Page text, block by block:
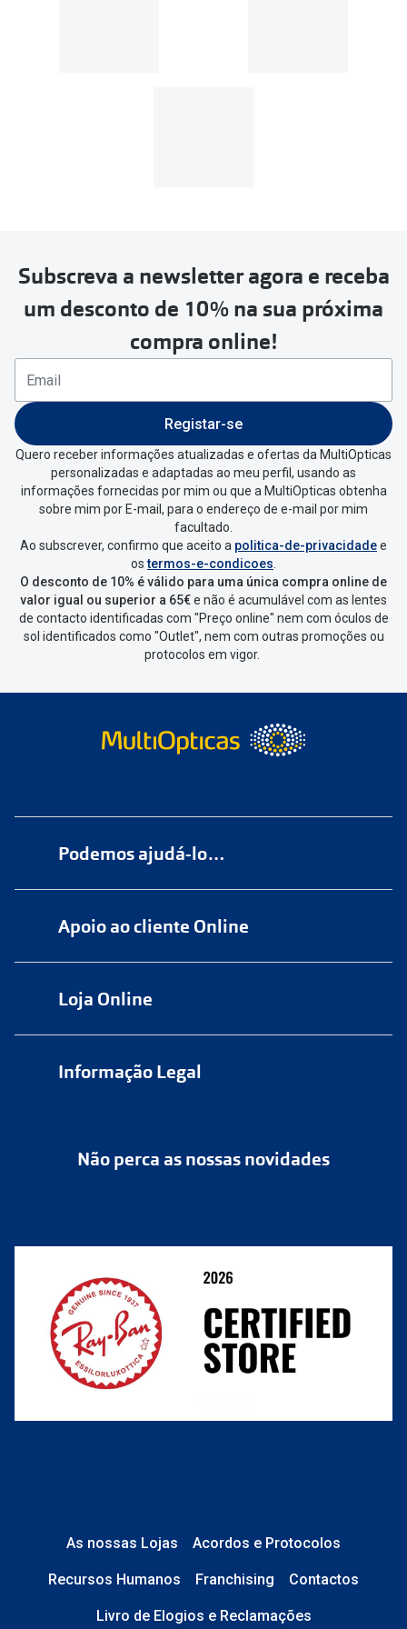
Subscreva a newsletter agora e receba
um desconto de 10% na sua próxima
compra online!
Registar-se
Quero receber informações atualizadas e ofertas da MultiOpticas
personalizadas e adaptadas ao meu perfil, usando as
informações fornecidas por mim ou que a MultiOpticas obtenha
sobre mim por E-mail, para o endereço de e-mail por mim
facultado.
Ao subscrever, confirmo que aceito a politica-de-privacidadee
ostermos-e-condicoes.
O desconto de 10% é válido para uma única compra online de
valor igual ou superior a 65€e não é acumulável com as lentes
de contacto identificadas com "Preço online" nem com óculos de
sol identificados como "Outlet", nem com outras promoções ou
protocolos em vigor.
Podemos ajudá-lo…
Apoio ao cliente Online
Loja Online
Perguntas frequentes
Informação Legal
Política de Cookies
Não perca as nossas novidades
As nossas Lojas Acordos e Protocolos
Recursos Humanos Franchising Contactos
Livro de Elogios e Reclamações